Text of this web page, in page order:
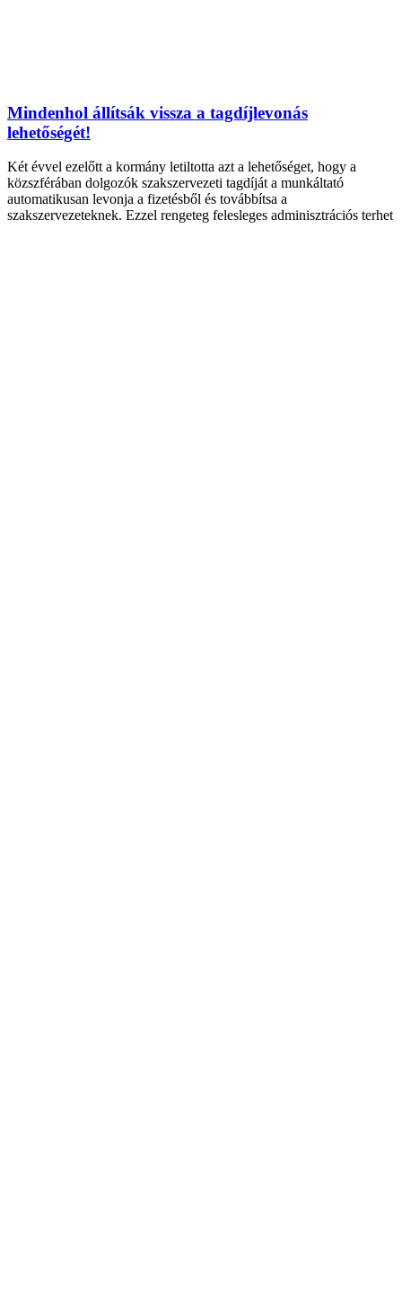
Mindenhol állítsák vissza a tagdíjlevonás
lehetőségét!
Két évvel ezelőtt a kormány letiltotta azt a lehetőséget, hogy a
közszférában dolgozók szakszervezeti tagdíját a munkáltató
automatikusan levonja a fizetésből és továbbítsa a
szakszervezeteknek. Ezzel rengeteg felesleges adminisztrációs terhet